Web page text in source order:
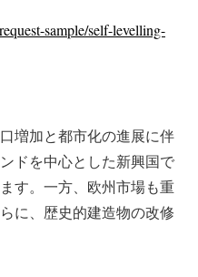
sample/self-levelling-
増加と都市化の進展に伴
ドを中心とした新興国で
す。一方、欧州市場も重
に、歴史的建造物の改修